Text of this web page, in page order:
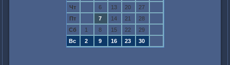
Чт
6 13 20
27
Пт
7 14 21
28
Сб
1 8 15 22
29
Вс
2 9 16 23 30